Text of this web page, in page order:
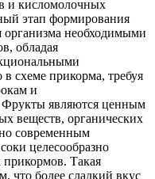
и кисломолочных
этап формирования
организма необходимыми
обладая
схеме прикорма, требуя
и
Фрукты являются ценным
веществ, органических
современным
целесообразно
Такая
что более сладкий вкус